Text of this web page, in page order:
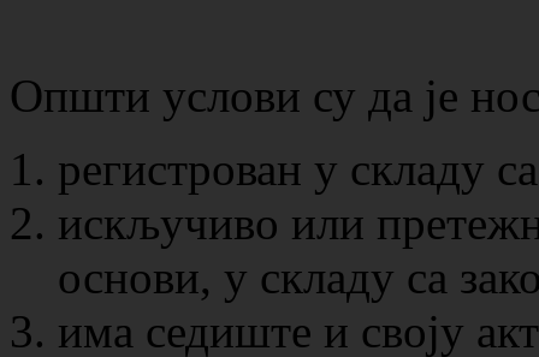
Општи услови су да је
регистрован у складу
искључиво или
основи, у складу са
има седиште и своју